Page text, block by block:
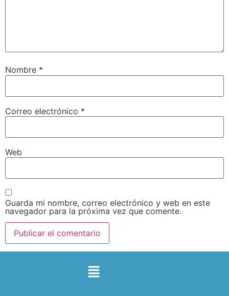
Nombre *
Correo electrónico *
Web
Guarda mi nombre, correo electrónico y web en este
navegador para la próxima vez que comente.